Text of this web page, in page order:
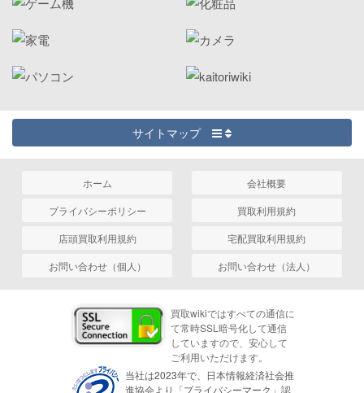
サイトマップ
ホーム
会社概要
プライバシーポリシー
買取利用規約
店頭買取利用規約
宅配買取利用規約
お問い合わせ（個人）
お問い合わせ（法人）
買取wikiではすべての通信に
て常時SSL暗号化して通信
していますので、安心して
ご利用いただけます。
当社は2023年で、日本情報経済社会推
進協会より「プライバシーマーク」認